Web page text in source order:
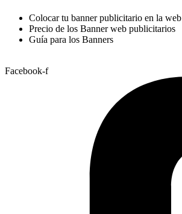
Colocar tu banner publicitario en la web
Precio de los Banner web publicitarios
Guía para los Banners
Facebook-f